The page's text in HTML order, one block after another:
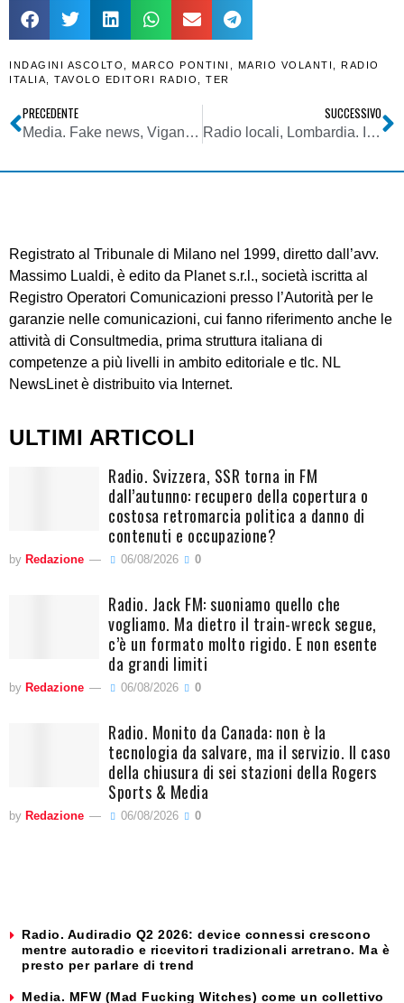
INDAGINI ASCOLTO , MARCO PONTINI , MARIO VOLANTI ,
RADIO
ITALIA, TAVOLO EDITORI RADIO , TER
PRECEDENTE
Media. Fake news, Viganò (Vaticano): saranno sconfitte solo quando sarà riportata al centro del dibattito la responsabilità della comunicazione
SUCCESSIVO
Radio locali, Lombardia. Indagini d’ascolto TER, Otto FM: “Piaciamo a chi investe e a chi ascolta”
Registrato al Tribunale di Milano nel 1999, diretto dall’avv.
Massimo Lualdi, è edito da Planet s.r.l., società iscritta al
Registro Operatori Comunicazioni presso l’Autorità per le
garanzie nelle comunicazioni, cui fanno riferimento anche le
attività di Consultmedia, prima struttura italiana di
competenze a più livelli in ambito editoriale e tlc. NL
NewsLinet è distribuito via Internet.
ULTIMI ARTICOLI
Radio. Svizzera, SSR torna in FM
dall’autunno: recupero della copertura o
costosa retromarcia politica a danno di
contenuti e occupazione?
by Redazione 06/08/2026 0
Radio. Jack FM: suoniamo quello che
vogliamo. Ma dietro il train-wreck segue,
c’è un formato molto rigido. E non esente
da grandi limiti
by Redazione 06/08/2026 0
Radio. Monito da Canada: non è la
tecnologia da salvare, ma il servizio. Il caso
della chiusura di sei stazioni della Rogers
Sports & Media
by Redazione 06/08/2026 0
Radio. Audiradio Q2 2026: device connessi crescono
mentre autoradio e ricevitori tradizionali arretrano. Ma è
presto per parlare di trend
Media. MFW (Mad Fucking Witches) come un collettivo